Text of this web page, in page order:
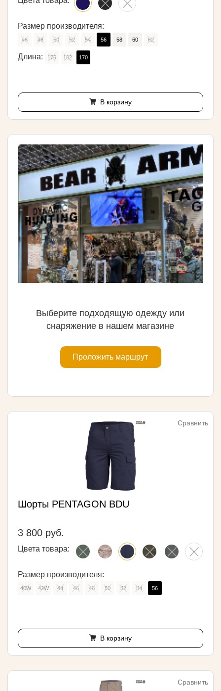
Размер производителя:
46 48 50 52 54 56 58 60 62
Длина: 176 182 170
В корзину
Выберите подходящую одежду или
снаряжение в нашем магазине
Проложить маршрут
Сравнить
Шорты PENTAGON BDU
3 800 руб.
Цвета товара:
Размер производителя:
40W 42W 44 46 48 50 52 54 56
В корзину
Сравнить